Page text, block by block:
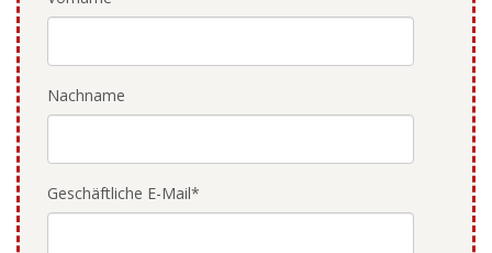
Nachname
Geschäftliche E-Mail*